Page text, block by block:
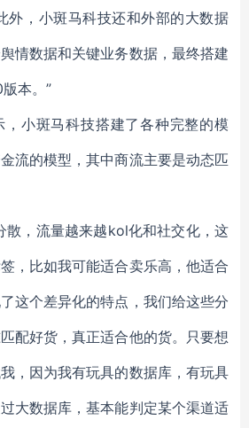
外，小斑马科技还和外部的大数据
情数据和关键业务数据，最终搭建
本。”
小斑马科技搭建了各种完整的模
流的模型，其中商流主要是动态匹
散，流量越来越kol化和社交化，这
，比如我可能适合卖乐高，他适合
这个差异化的特点，我们给这些分
配好货，真正适合他的货。只要想
，因为我有玩具的数据库，有玩具
大数据库，基本能判定某个渠道适